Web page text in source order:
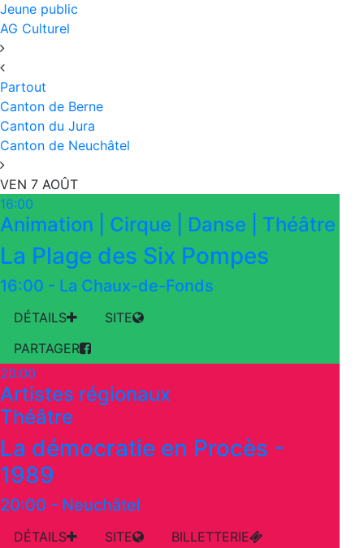
Jeune public
AG Culturel
Partout
Canton de Berne
Canton du Jura
Canton de Neuchâtel
VEN 7 AOÛT
16:00
Animation | Cirque | Danse | Théâtre
La Plage des Six Pompes
16:00 - La Chaux-de-Fonds
DÉTAILS
SITE
PARTAGER
20:00
Artistes régionaux
Théâtre
La démocratie en Procès -
1989
20:00 - Neuchâtel
DÉTAILS SITE
BILLETTERIE